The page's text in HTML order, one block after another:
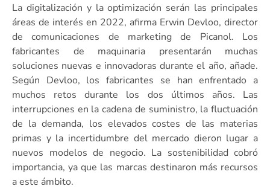
La digitalización y la optimización serán las principales
áreas de interés en 2022, afirma Erwin Devloo, director
de comunicaciones de marketing de Picanol. Los
fabricantes de maquinaria presentarán muchas
soluciones nuevas e innovadoras durante el año, añade.
Según Devloo, los fabricantes se han enfrentado a
muchos retos durante los dos últimos años. Las
interrupciones en la cadena de suministro, la fluctuación
de la demanda, los elevados costes de las materias
primas y la incertidumbre del mercado dieron lugar a
nuevos modelos de negocio. La sostenibilidad cobró
importancia, ya que las marcas destinaron más recursos
a este ámbito.